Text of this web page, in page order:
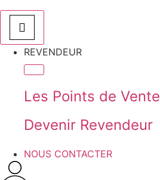
REVENDEUR
Les Points de Vente
Devenir Revendeur
NOUS CONTACTER